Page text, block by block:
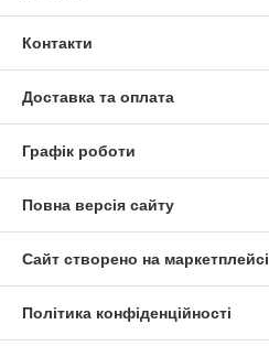
Контакти
Доставка та оплата
Графік роботи
Повна версія сайту
Сайт створено на маркетплейсі
Політика конфіденційності